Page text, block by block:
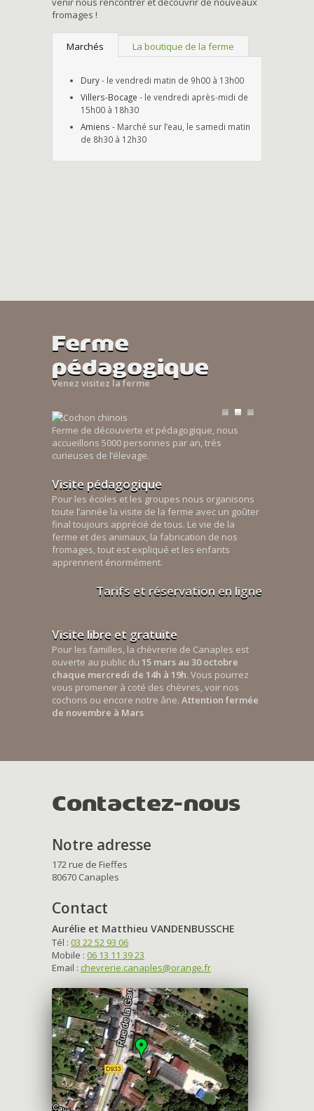
fromages !
Marchés La boutique de la ferme
Dury- le vendredi matin de 9h00 à 13h00
Villers-Bocage - le vendredi après-midi de
15h00 à 18h30
Amiens - Marché sur l’eau, le samedi matin
de 8h30 à 12h30
Ferme
pédagogique
Venez visitez la ferme
Ferme de découverte et pédagogique, nous
accueillons 5000 personnes par an, trés
curieuses de l’élevage.
Visite pédagogique
Pour les écoles et les groupes nous organisons
toute l’année la visite de la ferme avec un goûter
final toujours apprécié de tous. Le vie de la
ferme et des animaux, la fabrication de nos
fromages, tout est expliqué et les enfants
apprennent énormément.
Tarifs et réservation en ligne
Visite libre et gratuite
Pour les familles, la chèvrerie de Canaples est
ouverte au public du 15 mars au 30 octobre
chaque mercredi de 14h à 19h. Vous pourrez
vous promener à coté des chèvres, voir nos
cochons ou encore notre âne. Attention fermée
de novembre à Mars
Contactez-nous
Notre adresse
172 rue de Fieffes
80670 Canaples
Contact
Aurélie et Matthieu VANDENBUSSCHE
Tél : 03 22 52 93 06
Mobile : 06 13 11 39 23
Email : chevrerie.canaples@orange.fr